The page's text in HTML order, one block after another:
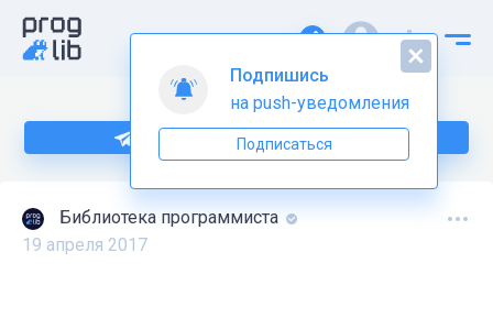
Подпишитесь на нас в Telegram
Библиотека программиста
19 апреля 2017
Подпишись
на push-уведомления
Подписаться